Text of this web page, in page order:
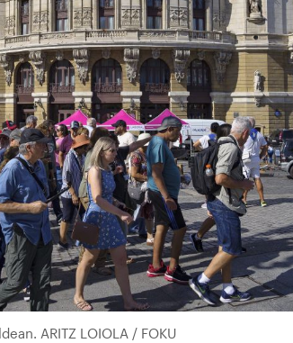
ARITZ LOIOLA / FOKU